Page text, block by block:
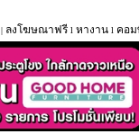
| ลงโฆษณาฟรี l หางาน l คอม